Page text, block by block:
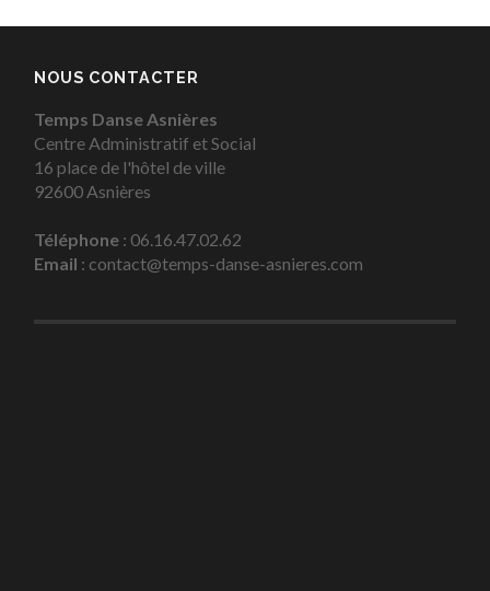
NOUS CONTACTER
Temps Danse Asnières
Centre Administratif et Social
16 place de l'hôtel de ville
92600 Asnières
Téléphone : 06.16.47.02.62
Email : contact@temps-danse-asnieres.com